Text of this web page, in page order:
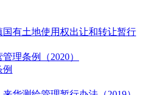
有土地使用权出让和转让暂行
理条例（2020）